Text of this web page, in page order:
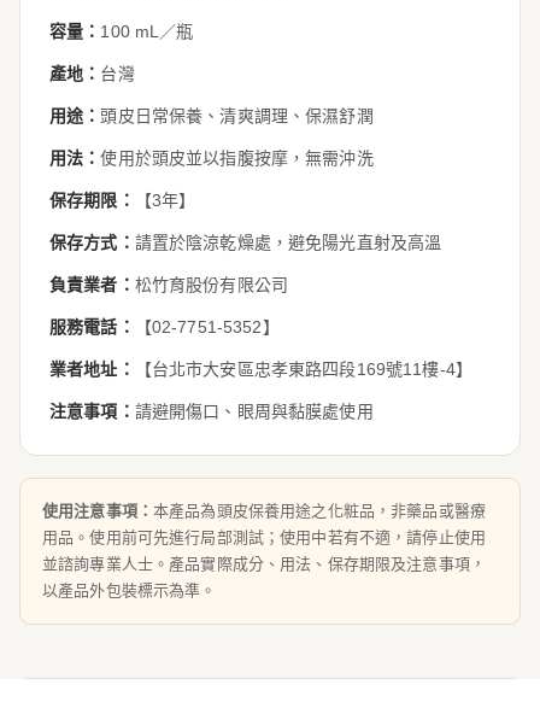
容量： 100 mL／瓶
產地： 台灣
用途：頭皮日常保養、清爽調理、保濕舒潤
用法：使用於頭皮並以指腹按摩，無需沖洗
保存期限： 【3年】
保存方式： 請置於陰涼乾燥處，避免陽光直射及高溫
負責業者： 松竹育股份有限公司
服務電話： 【02-7751-5352】
業者地址： 【台北市大安區忠孝東路四段169號11樓-4】
注意事項： 請避開傷口、眼周與黏膜處使用
使用注意事項： 本產品為頭皮保養用途之化粧品，非藥品或醫療
用品。使用前可先進行局部測試；使用中若有不適，請停止使用
並諮詢專業人士。產品實際成分、用法、保存期限及注意事項，
以產品外包裝標示為準。